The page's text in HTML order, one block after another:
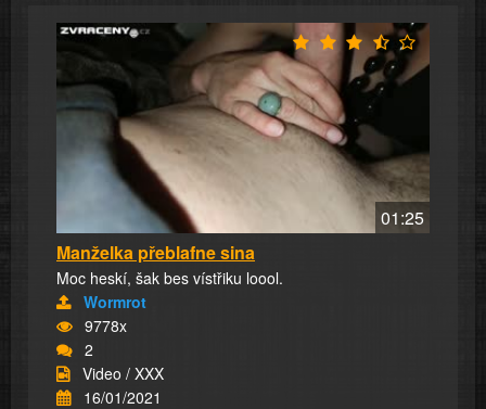
01:25
Manželka přeblafne sina
Moc heskí, šak bes vístřiku loool.
Wormrot
9778x
2
Video / XXX
16/01/2021